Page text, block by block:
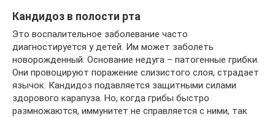
Кандидоз в полости рта
Это воспалительное заболевание часто
диагностируется у детей. Им может заболеть
новорожденный. Основание недуга – патогенные грибки.
Они провоцируют поражение слизистого слоя, страдает
язычок. Кандидоз подавляется защитными силами
здорового карапуза. Но, когда грибы быстро
размножаются, иммунитет не справляется с ними, так